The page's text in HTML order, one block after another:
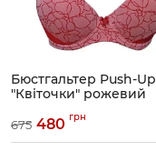
Бюстгальтер Push-Up
"Квіточки" рожевий
675 480 грн